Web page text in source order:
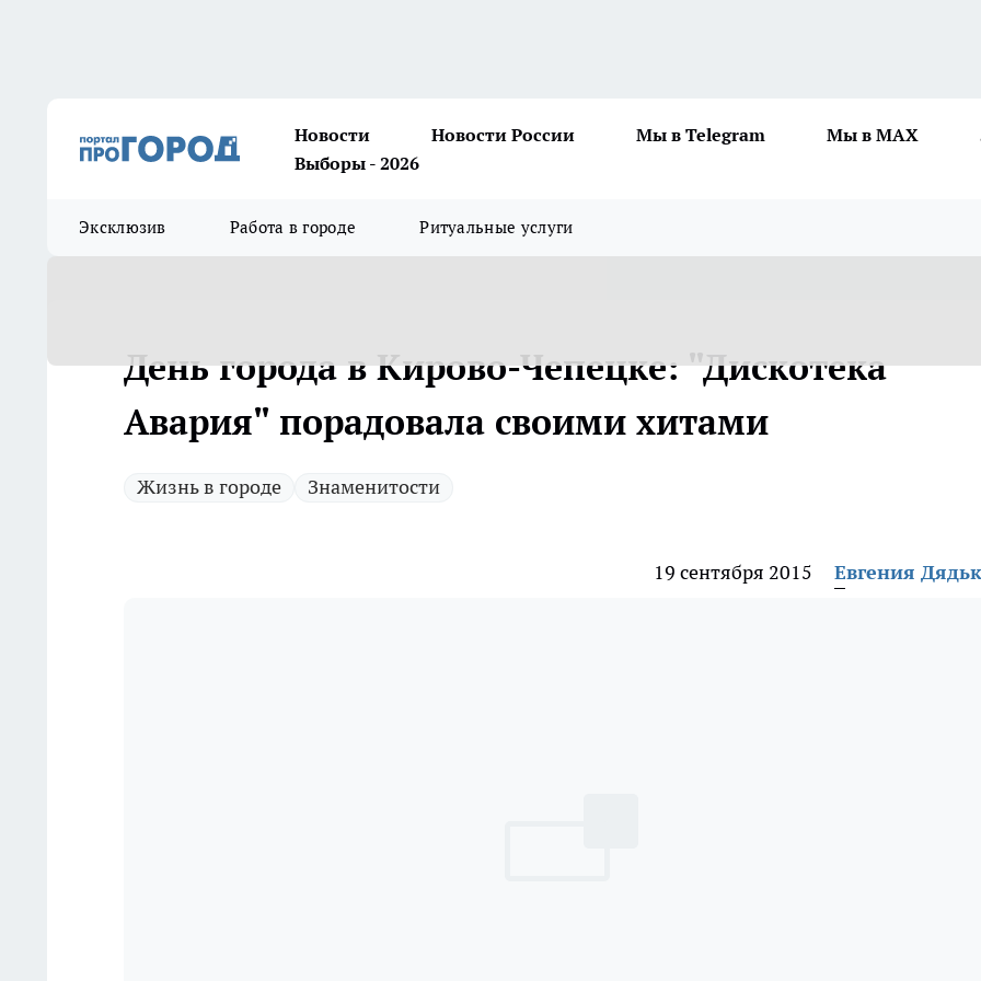
Новости Новости России Мы в Telegram Мы в MAX
Выборы - 2026
Эксклюзив Работа в городе Ритуальные услуги
День города в Кирово-Чепецке: "Дискотека
Авария" порадовала своими хитами
Жизнь в городе Знаменитости
19 сентября 2015 Евгения